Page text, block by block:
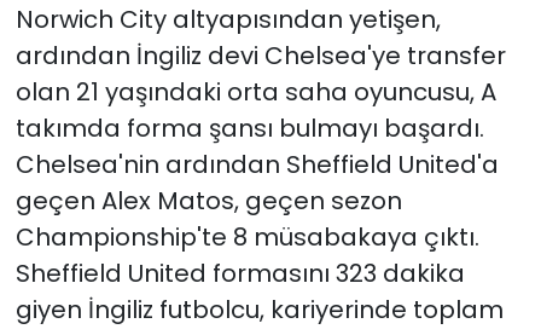
Norwich City altyapısından yetişen,
ardından İngiliz devi Chelsea'ye transfer
olan 21 yaşındaki orta saha oyuncusu, A
takımda forma şansı bulmayı başardı.
Chelsea'nin ardından Sheffield United'a
geçen Alex Matos, geçen sezon
Championship'te 8 müsabakaya çıktı.
Sheffield United formasını 323 dakika
giyen İngiliz futbolcu, kariyerinde toplam